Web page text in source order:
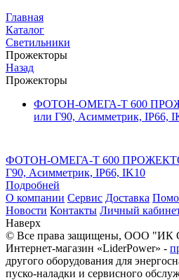
Главная
Каталог
Светильники
Прожекторы
Назад
Прожекторы
ФОТОН-ОМЕГА-Т 600
или Г90, Асимметрик, IP66,
ФОТОН-ОМЕГА-Т 600
Г90, Асимметрик, IP66, IK10
Подробней
О компании Сервис Доставка
Новости Контакты Личный
Наверх
© Все права защищены, ООО "ИК
Интернет-магазин «LiderPower» -
другого оборудования для
пуско-наладки и сервисного